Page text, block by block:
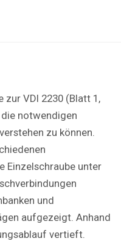
zur VDI 2230 (Blatt 1,
notwendigen
zu können.
Einzelschraube unter
und
aufgezeigt. Anhand
vertieft.